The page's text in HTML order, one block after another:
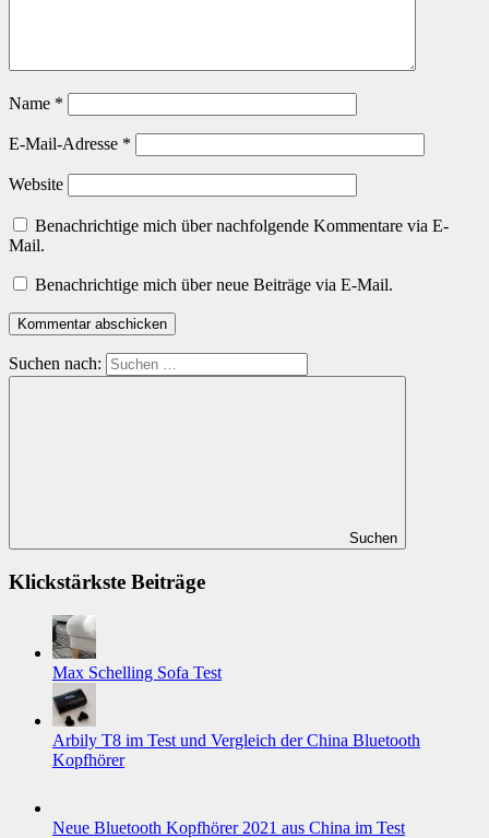
Name *
E-Mail-Adresse *
Website
Benachrichtige mich über nachfolgende Kommentare via E-
Mail.
Benachrichtige mich über neue Beiträge via E-Mail.
Suchen nach:
Suchen
Klickstärkste Beiträge
Max Schelling Sofa Test
Arbily T8 im Test und Vergleich der China Bluetooth
Kopfhörer
Neue Bluetooth Kopfhörer 2021 aus China im Test